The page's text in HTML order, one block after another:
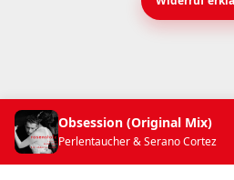
Obsession (Original Mix)
Perlentaucher & Serano Cortez